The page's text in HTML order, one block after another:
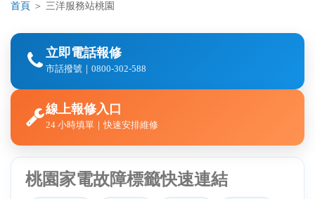
首頁 ＞ 三洋服務站桃園
立即電話報修
市話撥號｜0800-302-588
線上報修入口
24 小時填單｜快速安排維修
桃園家電故障標籤快速連結